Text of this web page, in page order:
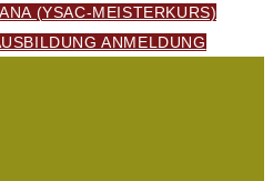
(YSAC-MEISTERKURS)
ANMELDUNG